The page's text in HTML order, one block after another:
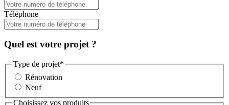
Téléphone
Quel est votre projet ?
Type de projet*
Rénovation
Neuf
Choisissez vos produits